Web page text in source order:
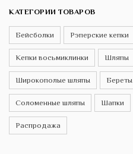
КАТЕГОРИИ ТОВАРОВ
Бейсболки Рэперские кепки
Кепки восьмиклинки Шляпы
Широкополые шляпы Береты
Соломенные шляпы Шапки
Распродажа